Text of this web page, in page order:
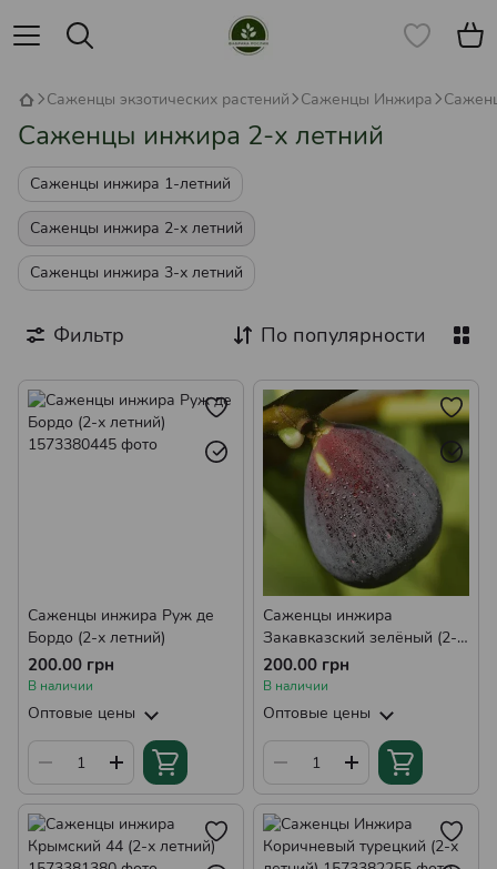
Саженцы экзотических растений Саженцы Инжира
Саженцы инжира 2-х летний
Саженцы инжира 1-летний
Саженцы инжира 2-х летний
Саженцы инжира 3-х летний
Фильтр По популярности
Саженцы инжира Руж де
Бордо (2-х летний)
200.00 грн
В наличии
Оптовые цены
Саженцы инжира
Закавказский зелёный (2-х
летний)
200.00 грн
В наличии
Оптовые цены